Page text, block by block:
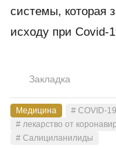
системы, которая
исходу при Covid-
Закладка
Медицина # COVID-19
# лекарство от
# Салициланилиды